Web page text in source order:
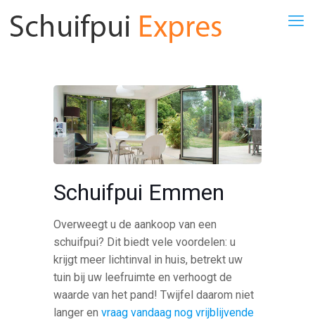
Schuifpui Emmen
Overweegt u de aankoop van een
schuifpui? Dit biedt vele voordelen: u
krijgt meer lichtinval in huis, betrekt uw
tuin bij uw leefruimte en verhoogt de
waarde van het pand! Twijfel daarom niet
langer envraag vandaag nog vrijblijvende